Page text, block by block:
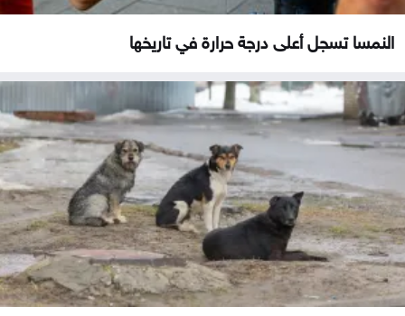
النمسا تسجل أعلى درجة حرارة في تاريخها